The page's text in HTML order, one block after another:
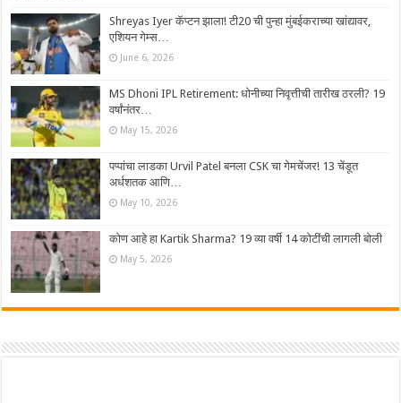
Shreyas Iyer कॅप्टन झाला! टी20 ची पुन्हा मुंबईकराच्या खांद्यावर,
एशियन गेम्स…
June 6, 2026
MS Dhoni IPL Retirement: धोनीच्या निवृत्तीची तारीख ठरली? 19
वर्षांनंतर…
May 15, 2026
पप्पांचा लाडका Urvil Patel बनला CSK चा गेमचेंजर! 13 चेंडूत
अर्धशतक आणि…
May 10, 2026
कोण आहे हा Kartik Sharma? 19 व्या वर्षी 14 कोटींची लागली बोली
May 5, 2026